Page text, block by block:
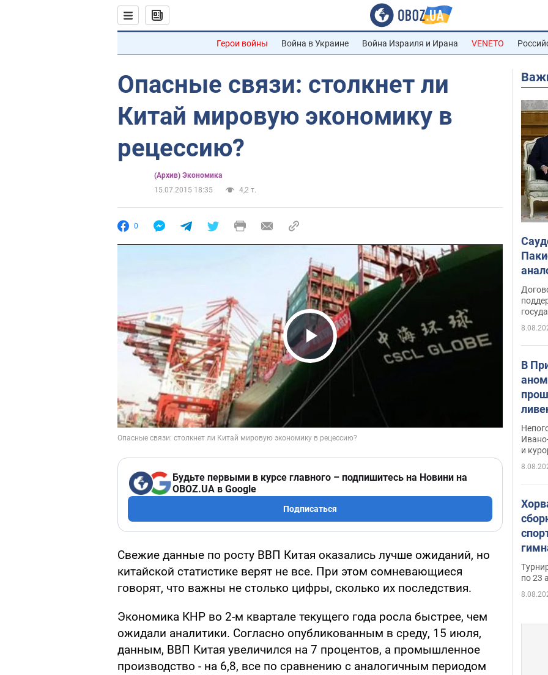
Герои войны Война в Украине Война Израиля и Ирана VENETO
Опасные связи: столкнет ли
Китай мировую экономику в
рецессию?
(Архив) Экономика
15.07.2015 18:35
4,2 т.
0
Play Video
Будьте первыми в курсе главного – подпишитесь на Новини на
OBOZ.UA в Google
Подписаться
Свежие данные по росту ВВП Китая оказались лучше ожиданий, но
китайской статистике верят не все. При этом сомневающиеся
говорят, что важны не столько цифры, сколько их последствия.
Экономика КНР во 2-м квартале текущего года росла быстрее, чем
ожидали аналитики. Согласно опубликованным в среду, 15 июля,
данным, ВВП Китая увеличился на 7 процентов, а промышленное
производство - на 6,8, все по сравнению с аналогичным периодом
В
и
на
по 23